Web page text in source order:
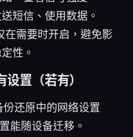
短信、使用数据。
在需要时开启，避免影
性。
置（若有）
还原中的网络设置
能随设备迁移。